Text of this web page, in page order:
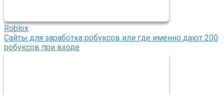
Roblox
Сайты для заработка робуксов или где именно дают 200
робуксов при входе